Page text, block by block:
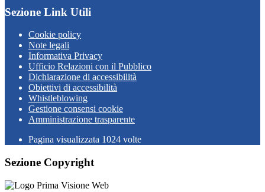
Sezione Link Utili
Cookie policy
Note legali
Informativa Privacy
Ufficio Relazioni con il Pubblico
Dichiarazione di accessibilità
Obiettivi di accessibilità
Whistleblowing
Gestione consensi cookie
Amministrazione trasparente
Pagina visualizzata 1024 volte
Sezione Copyright